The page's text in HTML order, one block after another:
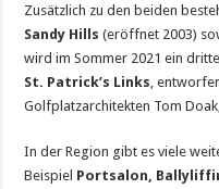
Zusätzlich zu den beiden
Sandy Hills (eröffnet 2003)
wird im Sommer 2021 ein
St. Patrick’s Links ,
Golfplatzarchitekten Tom
In der Region gibt es viele
Beispiel Portsalon,